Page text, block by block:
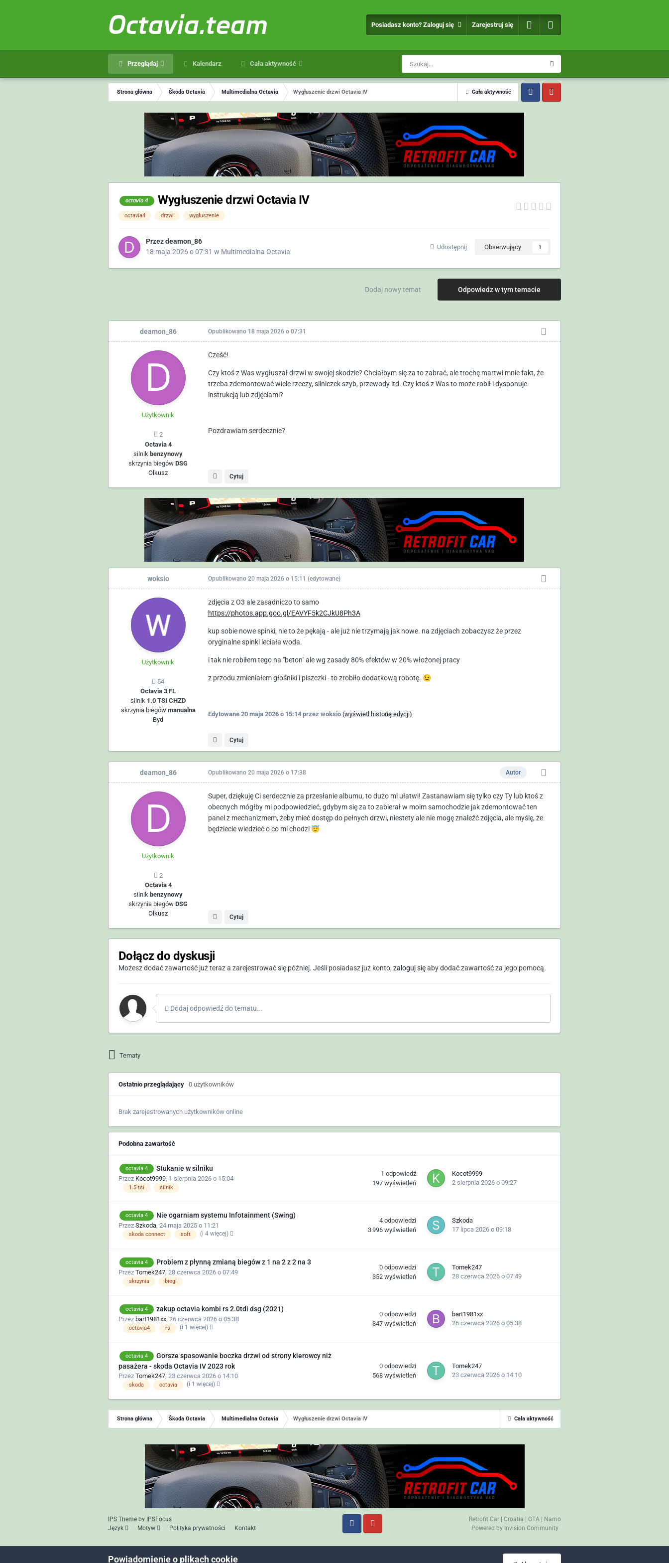
Octavia.team Posiadasz konto? Zaloguj się Zarejestruj się
Przeglądaj Kalendarz Cała aktywność
Cała aktywność
Strona główna Škoda Octavia Multimedialna Octavia Wygłuszenie drzwi Octavia IV
octavia 4 Wygłuszenie drzwi Octavia IV
octavia4 drzwi wygłuszenie
Przezdeamon_86
18 maja 2026 o 07:31 w Multimedialna Octavia
Udostępnij Obserwujący 1
Odpowiedz w tym temacie
Dodaj nowy temat
deamon_86
Użytkownik
2
Octavia 4
silnikbenzynowy
skrzynia biegówDSG
Olkusz
Opublikowano 18 maja 2026 o 07:31
Cześć!
Czy ktoś z Was wygłuszał drzwi w swojej skodzie? Chciałbym się za to zabrać, ale trochę martwi mnie fakt, że
trzeba zdemontować wiele rzeczy, silniczek szyb, przewody itd. Czy ktoś z Was to może robił i dysponuje
instrukcją lub zdjęciami?
Pozdrawiam serdecznie?
Cytuj
woksio
Użytkownik
54
Octavia 3 FL
silnik 1.0 TSI CHZD
skrzynia biegów manualna
Byd
Opublikowano 20 maja 2026 o 15:11 (edytowane)
zdjęcia z O3 ale zasadniczo to samo
https://photos.app.goo.gl/EAVYF5k2CJkU8Ph3A
kup sobie nowe spinki, nie to że pękają - ale już nie trzymają jak nowe. na zdjęciach zobaczysz że przez
oryginalne spinki leciała woda.
i tak nie robiłem tego na "beton" ale wg zasady 80% efektów w 20% włożonej pracy
z przodu zmieniałem głośniki i piszczki - to zrobiło dodatkową robotę. 😉
Edytowane 20 maja 2026 o 15:14przez woksio (wyświetl historię edycji)
Cytuj
deamon_86
Użytkownik
2
Octavia 4
silnik benzynowy
skrzynia biegówDSG
Olkusz
Autor
Opublikowano 20 maja 2026 o 17:38
Super, dziękuję Ci serdecznie za przesłanie albumu, to dużo mi ułatwi! Zastanawiam się tylko czy Ty lub ktoś z
obecnych mógłby mi podpowiedzieć, gdybym się za to zabierał w moim samochodzie jak zdemontować ten
panel z mechanizmem, żeby mieć dostęp do pełnych drzwi, niestety ale nie mogę znaleźć zdjęcia, ale myślę, że
będziecie wiedzieć o co mi chodzi 😇
Cytuj
Dołącz do dyskusji
Możesz dodać zawartość już teraz a zarejestrować się później. Jeśli posiadasz już konto, zaloguj sięaby dodać zawartość za jego pomocą.
Dodaj odpowiedź do tematu...
Tematy
Ostatnio przeglądający 0 użytkowników
Brak zarejestrowanych użytkowników online
Podobna zawartość
octavia 4 Stukanie w silniku
Przez Kocot9999, 1 sierpnia 2026 o 15:04
1.5 tsi silnik
1 odpowiedź
197 wyświetleń
Kocot9999
2 sierpnia 2026 o 09:27
octavia 4 Nie ogarniam systemu Infotainment (Swing)
Przez Szkoda, 24 maja 2025 o 11:21
skoda connect soft (i 4 więcej)
4 odpowiedzi
3 996 wyświetleń
Szkoda
17 lipca 2026 o 09:18
octavia 4 Problem z płynną zmianą biegów z 1 na 2 z 2 na 3
Przez Tomek247, 28 czerwca 2026 o 07:49
skrzynia biegi
0 odpowiedzi
352 wyświetleń
Tomek247
28 czerwca 2026 o 07:49
octavia 4 zakup octavia kombi rs 2.0tdi dsg (2021)
Przez bart1981xx, 26 czerwca 2026 o 05:38
octavia4 rs (i 1 więcej)
0 odpowiedzi
347 wyświetleń
bart1981xx
26 czerwca 2026 o 05:38
octavia 4
Gorsze spasowanie boczka drzwi od strony kierowcy niż
pasażera - skoda Octavia IV 2023 rok
Przez Tomek247, 23 czerwca 2026 o 14:10
skoda octavia (i 1 więcej)
0 odpowiedzi
568 wyświetleń
Tomek247
23 czerwca 2026 o 14:10
Cała aktywność
Strona główna Škoda Octavia Multimedialna Octavia Wygłuszenie drzwi Octavia IV
IPS Themeby IPSFocus
Język
Motyw Polityka prywatności Kontakt
Retrofit Car |Croatia |GTA
Namo
Powered by Invision Community
Powiadomienie o plikach cookie